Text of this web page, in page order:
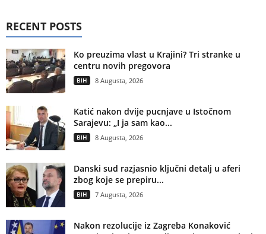
RECENT POSTS
Ko preuzima vlast u Krajini? Tri stranke u
centru novih pregovora
BIH 8 Augusta, 2026
Katić nakon dvije pucnjave u Istočnom
Sarajevu: „I ja sam kao...
BIH 8 Augusta, 2026
Danski sud razjasnio ključni detalj u aferi
zbog koje se prepiru...
BIH 7 Augusta, 2026
Nakon rezolucije iz Zagreba Konaković